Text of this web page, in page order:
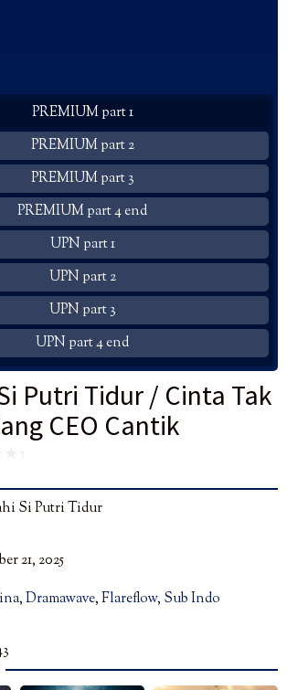
PREMIUM part 1
PREMIUM part 2
PREMIUM part 3
PREMIUM part 4 end
UPN part 1
UPN part 2
UPN part 3
UPN part 4 end
Putri Tidur / Cinta Tak
CEO Cantik
Si Putri Tidur
21, 2025
,Dramawave,Flareflow, Sub Indo